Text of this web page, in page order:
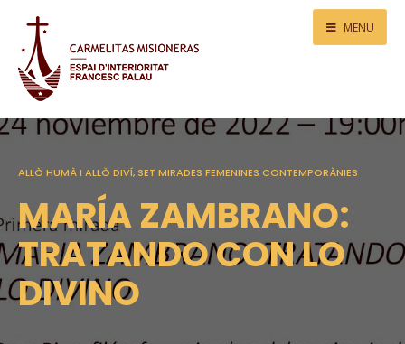
MENU
ALLÒ HUMÀ I ALLÒ DIVÍ, SET MIRADES FEMENINES CONTEMPORÀNIES
MARÍA ZAMBRANO:
TRATANDO CON LO
DIVINO